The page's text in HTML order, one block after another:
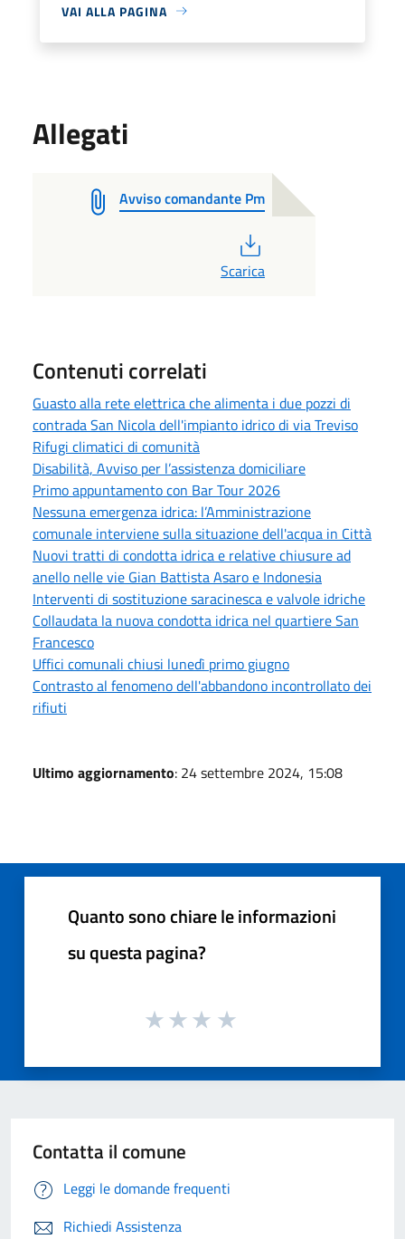
VAI ALLA PAGINA
Allegati
Avviso comandante Pm
Scarica
Contenuti correlati
Guasto alla rete elettrica che alimenta i due pozzi di
contrada San Nicola dell'impianto idrico di via Treviso
Rifugi climatici di comunità
Disabilità, Avviso per l’assistenza domiciliare
Primo appuntamento con Bar Tour 2026
Nessuna emergenza idrica: l’Amministrazione
comunale interviene sulla situazione dell'acqua in Città
Nuovi tratti di condotta idrica e relative chiusure ad
anello nelle vie Gian Battista Asaro e Indonesia
Interventi di sostituzione saracinesca e valvole idriche
Collaudata la nuova condotta idrica nel quartiere San
Francesco
Uffici comunali chiusi lunedì primo giugno
Contrasto al fenomeno dell'abbandono incontrollato dei
rifiuti
Ultimo aggiornamento: 24 settembre 2024, 15:08
Quanto sono chiare le informazioni
su questa pagina?
Contatta il comune
Leggi le domande frequenti
Richiedi Assistenza